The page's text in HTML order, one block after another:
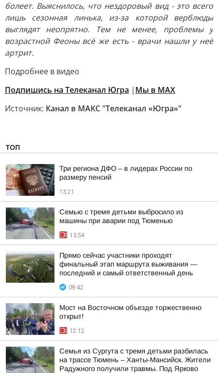
болеет. Выяснилось, что нездоровый вид - это всего
лишь сезонная линька, из-за которой верблюды
выглядят неопрятно. Тем не менее, проблемы у
возрастной Феоны всё же есть - врачи нашли у неё
артрит.
Подробнее в видео
Подпишись на Телеканал Югра | Мы в MAX
Источник: Канал в МАКС "Телеканал «Югра»"
ТОП
Три региона ДФО – в лидерах России по
размеру пенсий
13:21
Семью с тремя детьми выбросило из
машины при аварии под Тюменью
13:54
Прямо сейчас участники проходят
финальный этап маршрута выживания —
последний и самый ответственный день
09:42
Мост на Восточном объезде торжественно
открыт!
12:12
Семья из Сургута с тремя детьми разбилась
на трассе Тюмень – Ханты-Мансийск. Жители
Радужного получили травмы. Под Ярково